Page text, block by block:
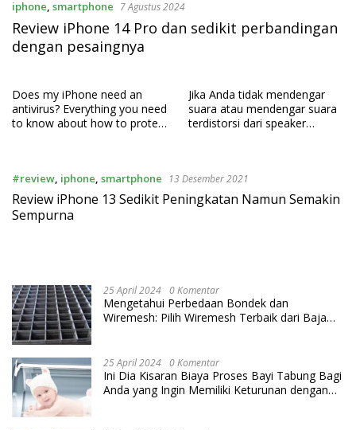
iphone, smartphone 7 Agustus 2024
Review iPhone 14 Pro dan sedikit perbandingan
dengan pesaingnya
Does my iPhone need an
antivirus? Everything you need
to know about how to protect
Jika Anda tidak mendengar
suara atau mendengar suara
terdistorsi dari speaker
#review, iphone, smartphone 13 Desember 2021
Review iPhone 13 Sedikit Peningkatan Namun Semakin
Sempurna
25 April 2024 0 Komentar
Mengetahui Perbedaan Bondek dan
Wiremesh: Pilih Wiremesh Terbaik dari Baja
25 April 2024 0 Komentar
Ini Dia Kisaran Biaya Proses Bayi Tabung Bagi
Anda yang Ingin Memiliki Keturunan dengan